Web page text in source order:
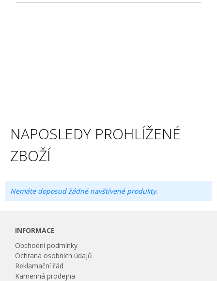
NAPOSLEDY PROHLÍŽENÉ
ZBOŽÍ
Nemáte doposud žádné navštívené produkty.
INFORMACE
Obchodní podmínky
Ochrana osobních údajů
Reklamační řád
Kamenná prodejna